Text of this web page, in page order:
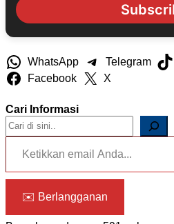
WhatsApp Telegram
Facebook
X
Cari Informasi
Ketikkan email Anda...
✉️ Berlangganan